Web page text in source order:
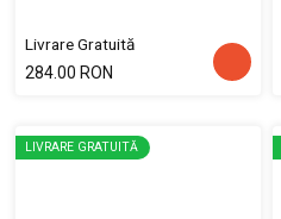
Livrare Gratuită
284.00 RON
LIVRARE GRATUITĂ